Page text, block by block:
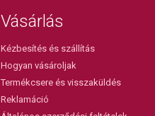
Vásárlás
Kézbesítés és szállítás
Hogyan vásároljak
Termékcsere és visszaküldés
Reklamáció